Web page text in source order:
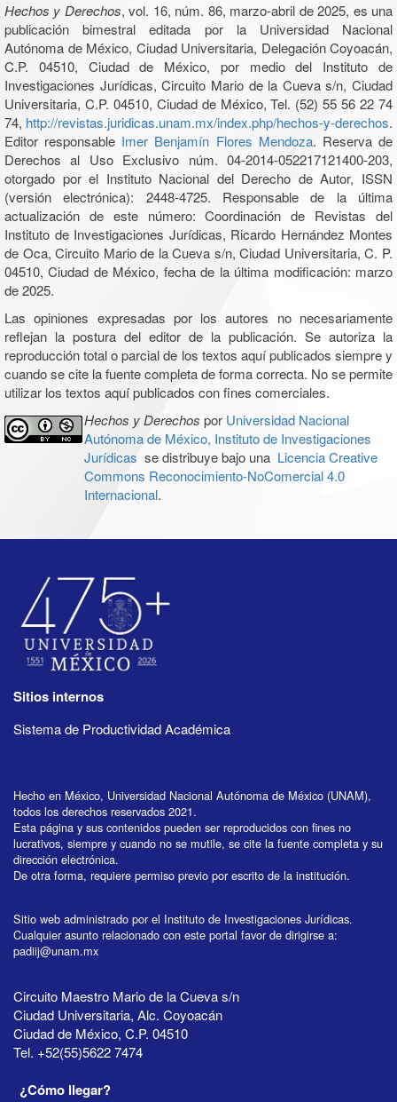
Hechos y Derechos, vol. 16, núm. 86, marzo-abril de 2025, es una
publicación bimestral editada por la Universidad Nacional
Autónoma de México, Ciudad Universitaria, Delegación Coyoacán,
C.P. 04510, Ciudad de México, por medio del Instituto de
Investigaciones Jurídicas, Circuito Mario de la Cueva s/n, Ciudad
Universitaria, C.P. 04510, Ciudad de México, Tel. (52) 55 56 22 74
74, http://revistas.juridicas.unam.mx/index.php/hechos-y-derechos.
Editor responsable Imer Benjamín Flores Mendoza. Reserva de
Derechos al Uso Exclusivo núm. 04-2014-052217121400-203,
otorgado por el Instituto Nacional del Derecho de Autor, ISSN
(versión electrónica): 2448-4725. Responsable de la última
actualización de este número: Coordinación de Revistas del
Instituto de Investigaciones Jurídicas, Ricardo Hernández Montes
de Oca, Circuito Mario de la Cueva s/n, Ciudad Universitaria, C. P.
04510, Ciudad de México, fecha de la última modificación: marzo
de 2025.
Las opiniones expresadas por los autores no necesariamente
reflejan la postura del editor de la publicación. Se autoriza la
reproducción total o parcial de los textos aquí publicados siempre y
cuando se cite la fuente completa de forma correcta. No se permite
utilizar los textos aquí publicados con fines comerciales.
Hechos y Derechos por Universidad Nacional
Autónoma de México, Instituto de Investigaciones
Jurídicas se distribuye bajo una Licencia Creative
Commons Reconocimiento-NoComercial 4.0
Internacional.
Sitios internos
Sistema de Productividad Académica
Hecho en México, Universidad Nacional Autónoma de México (UNAM),
todos los derechos reservados 2021.
Esta página y sus contenidos pueden ser reproducidos con fines no
lucrativos, siempre y cuando no se mutile, se cite la fuente completa y su
dirección electrónica.
De otra forma, requiere permiso previo por escrito de la institución.
Sitio web administrado por el Instituto de Investigaciones Jurídicas.
Cualquier asunto relacionado con este portal favor de dirigirse a:
padiij@unam.mx
Circuito Maestro Mario de la Cueva s/n
Ciudad Universitaria, Alc. Coyoacán
Ciudad de México, C.P. 04510
Tel. +52(55)5622 7474
¿Cómo llegar?